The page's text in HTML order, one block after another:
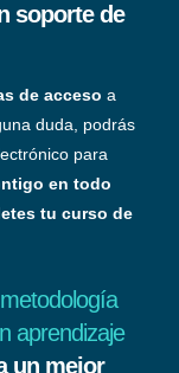
soporte de
de acceso a
duda, podrás
para
en todo
tu curso de
aprendizaje
un mejor